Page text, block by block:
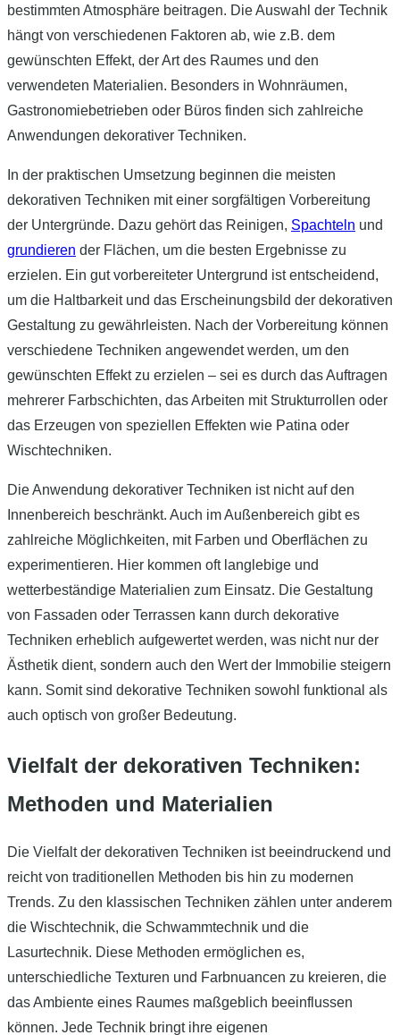
bestimmten Atmosphäre beitragen. Die Auswahl der Technik
hängt von verschiedenen Faktoren ab, wie z.B. dem
gewünschten Effekt, der Art des Raumes und den
verwendeten Materialien. Besonders in Wohnräumen,
Gastronomiebetrieben oder Büros finden sich zahlreiche
Anwendungen dekorativer Techniken.
In der praktischen Umsetzung beginnen die meisten
dekorativen Techniken mit einer sorgfältigen Vorbereitung
der Untergründe. Dazu gehört das Reinigen, Spachteln und
grundieren der Flächen, um die besten Ergebnisse zu
erzielen. Ein gut vorbereiteter Untergrund ist entscheidend,
um die Haltbarkeit und das Erscheinungsbild der dekorativen
Gestaltung zu gewährleisten. Nach der Vorbereitung können
verschiedene Techniken angewendet werden, um den
gewünschten Effekt zu erzielen – sei es durch das Auftragen
mehrerer Farbschichten, das Arbeiten mit Strukturrollen oder
das Erzeugen von speziellen Effekten wie Patina oder
Wischtechniken.
Die Anwendung dekorativer Techniken ist nicht auf den
Innenbereich beschränkt. Auch im Außenbereich gibt es
zahlreiche Möglichkeiten, mit Farben und Oberflächen zu
experimentieren. Hier kommen oft langlebige und
wetterbeständige Materialien zum Einsatz. Die Gestaltung
von Fassaden oder Terrassen kann durch dekorative
Techniken erheblich aufgewertet werden, was nicht nur der
Ästhetik dient, sondern auch den Wert der Immobilie steigern
kann. Somit sind dekorative Techniken sowohl funktional als
auch optisch von großer Bedeutung.
Vielfalt der dekorativen Techniken:
Methoden und Materialien
Die Vielfalt der dekorativen Techniken ist beeindruckend und
reicht von traditionellen Methoden bis hin zu modernen
Trends. Zu den klassischen Techniken zählen unter anderem
die Wischtechnik, die Schwammtechnik und die
Lasurtechnik. Diese Methoden ermöglichen es,
unterschiedliche Texturen und Farbnuancen zu kreieren, die
das Ambiente eines Raumes maßgeblich beeinflussen
können. Jede Technik bringt ihre eigenen